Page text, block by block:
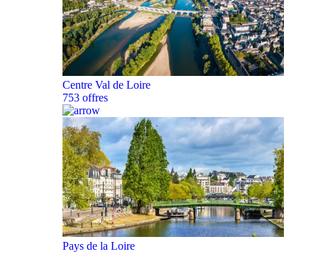
Centre Val de Loire
753 offres
Pays de la Loire